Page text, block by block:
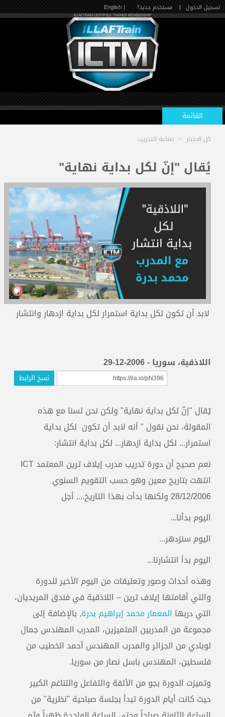
تسجيل الدخول | مستخدم جديد؟ | English
القائمة
الرئيسية
الدورات القادمة
المعتمدون
كل الاخبار > صناعة التدريب
يُقال "إنّ لكل بداية نهاية"
لابد أن تكون لكل بداية استمرار لكل بداية ازدهار وانتشار
اللاذقية، سوريا - 2006-12-29
نسخ الرابط
يُقال "إنّ لكل بداية نهاية" ولكن نحن لسنا مع هذه
المقولة، نحن نقول " أنه لابد أن تكون لكل بداية
استمرار... لكل بداية ازدهار... لكل بداية انتشار:
نعم صحيح أن دورة تدريب مدرب إيلاف ترين المعتمد ICT
انتهت بتاريخ معين وهو حسب التقويم السنوي
28/12/2006 ولكنها بدأت بهذا التاريخ.... أجل
اليوم بدأنا...
اليوم سنزدهر...
اليوم بدأ انتشارنا...
وهذه أحداث وصور وتعليقات من اليوم الأخير للدورة
والتي أقامتها إيلاف ترين – اللاذقية في فندق المريديان،
التي دربها المعمار محمد إبراهيم بدرة, بالإضافة إلى
مجموعة من المدربين المتميزين، المدرب المهندس جمال
لوبادي من الجزائر والمدرب المهندس أحمد الخطيب من
فلسطين، المهندس باسل نصار من سوريا.
وتميزت الدورة بجو من الألفة والتفاعل والتناغم الكبير
حيث كانت أيام الدورة تبدأ بجلسة صباحية "نظرية" من